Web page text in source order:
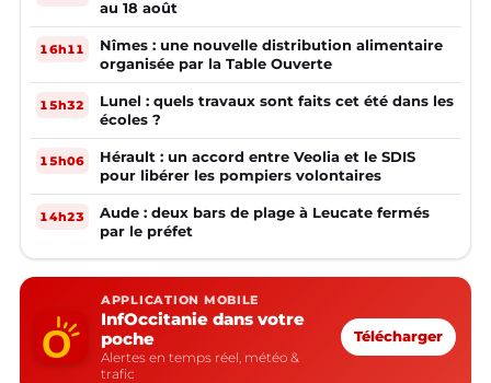
au 18 août
16h11
Nîmes : une nouvelle distribution alimentaire
organisée par la Table Ouverte
15h32
Lunel : quels travaux sont faits cet été dans les
écoles ?
15h06
Hérault : un accord entre Veolia et le SDIS
pour libérer les pompiers volontaires
14h23
Aude : deux bars de plage à Leucate fermés
par le préfet
APPLICATION MOBILE
InfOccitanie dans votre
poche
Alertes en temps réel, météo &
trafic
Télécharger